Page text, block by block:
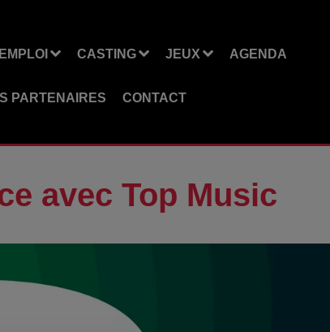
CASTING JEUX AGENDA
PARTENAIRES CONTACT
avec Top Music